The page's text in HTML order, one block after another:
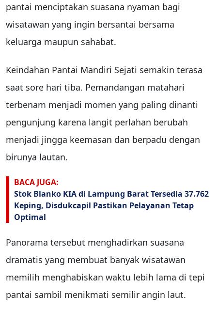
pantai menciptakan suasana nyaman bagi
wisatawan yang ingin bersantai bersama
keluarga maupun sahabat.
Keindahan Pantai Mandiri Sejati semakin terasa
saat sore hari tiba. Pemandangan matahari
terbenam menjadi momen yang paling dinanti
pengunjung karena langit perlahan berubah
menjadi jingga keemasan dan berpadu dengan
birunya lautan.
BACA JUGA:
Stok Blanko KIA di Lampung Barat Tersedia 37.762
Keping, Disdukcapil Pastikan Pelayanan Tetap
Optimal
Panorama tersebut menghadirkan suasana
dramatis yang membuat banyak wisatawan
memilih menghabiskan waktu lebih lama di tepi
pantai sambil menikmati semilir angin laut.